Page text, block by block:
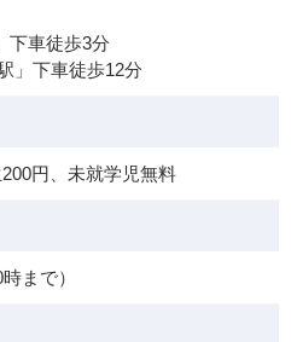
下車徒歩3分
」下車徒歩12分
円、未就学児無料
まで）